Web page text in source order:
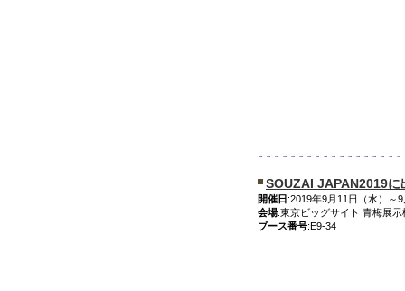
SOUZAI JAPAN2019に
開催日:2019年9月11日（水）～
会場:東京ビッグサイト 青梅展示
ブース番号:E9-34